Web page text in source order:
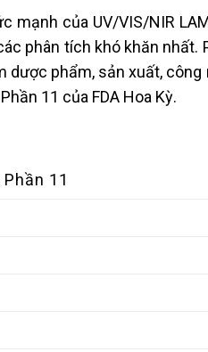
mạnh của UV/VIS/NIR
phân tích khó khăn
dược phẩm, sản xuất,
11 của FDA Hoa Kỳ.
11